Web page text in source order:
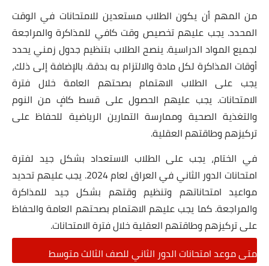
من المهم أن يكون الطلاب مستعدين للامتحانات في الوقت
المحدد. يجب عليهم تخصيص وقت كافي للمذاكرة والمراجعة
لجميع المواد الدراسية. ينصح الطلاب بتنظيم جدول زمني يحدد
أوقات المذاكرة لكل مادة والالتزام به بدقة. بالإضافة إلى ذلك،
يجب على الطلاب الاهتمام بصحتهم العامة خلال فترة
الامتحانات. يجب عليهم الحصول على قسط كافٍ من النوم
والتغذية الصحية وممارسة التمارين الرياضية للحفاظ على
تركيزهم وطاقتهم العقلية.
في الختام، يجب على الطلاب الاستعداد بشكل جيد لفترة
امتحانات الدور الثاني في العراق لعام 2024. يجب عليهم تحديد
مواعيد امتحاناتهم وتنظيم وقتهم بشكل جيد للمذاكرة
والمراجعة. كما يجب عليهم الاهتمام بصحتهم العامة والحفاظ
على تركيزهم وطاقتهم العقلية خلال فترة الامتحانات.
متى موعد امتحانات الدور الثاني للصف الثالث متوسط